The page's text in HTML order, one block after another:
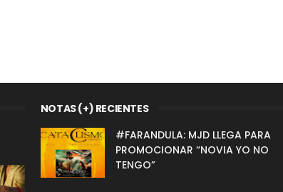
NOTAS (+) RECIENTES
#FARANDULA: MJD LLEGA PARA
PROMOCIONAR “NOVIA YO NO
TENGO”